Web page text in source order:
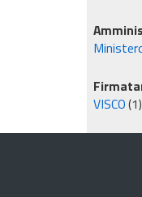
VISCO(1)